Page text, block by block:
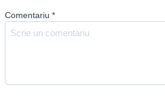
Comentariu *